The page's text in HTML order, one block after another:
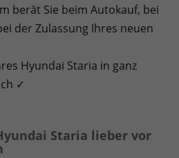
berät Sie beim Autokauf, bei
der Zulassung Ihres neuen
Hyundai Staria in ganz
✓
Staria lieber vor